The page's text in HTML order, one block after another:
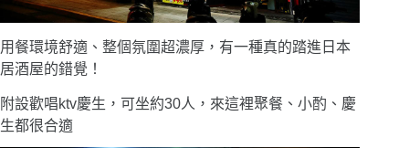
用餐環境舒適、整個氛圍超濃厚，有一種真的踏進日本
居酒屋的錯覺！
附設歡唱ktv慶生，可坐約30人，來這裡聚餐、小酌、慶
生都很合適